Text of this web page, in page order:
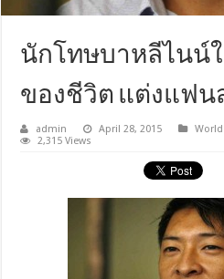
นักโทษบาหลีไนน์
ของชีวิต แต่งแฟน
admin April 28, 2015
2,315 Views